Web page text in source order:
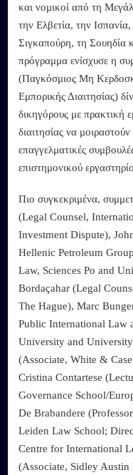
και νομικοί από τη
την Ελβετία, την
Σιγκαπούρη, τη Σουηδία
πρόγραμμα ενίσχυσε η
(Παγκόσμιος Μη
Εμπορικής Διαιτησίας)
δικηγόρους με πρακτική
διαιτησίας να
επαγγελματικές
επιστημονικού
Πιο συγκεκριμένα,
(Legal Counsel,
Investment Dispute),
Hellenic Petroleum
Law, Sciences Po and
Bordaçahar (Legal
The Hague), Marc
Public International Law
University and
(Associate, White &
Cristina Contartese
Governance School/
De Brabandere
Leiden Law School;
Centre for International
(Associate, Sidley